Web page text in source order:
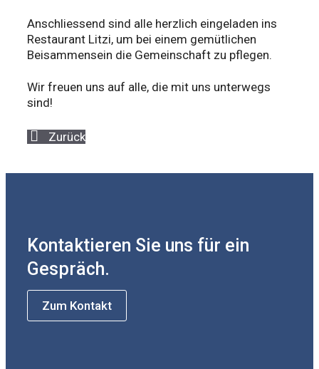
Anschliessend sind alle herzlich eingeladen ins
Restaurant Litzi, um bei einem gemütlichen
Beisammensein die Gemeinschaft zu pflegen.
Wir freuen uns auf alle, die mit uns unterwegs
sind!
Zurück
Kontaktieren Sie uns für ein
Gespräch.
Zum Kontakt